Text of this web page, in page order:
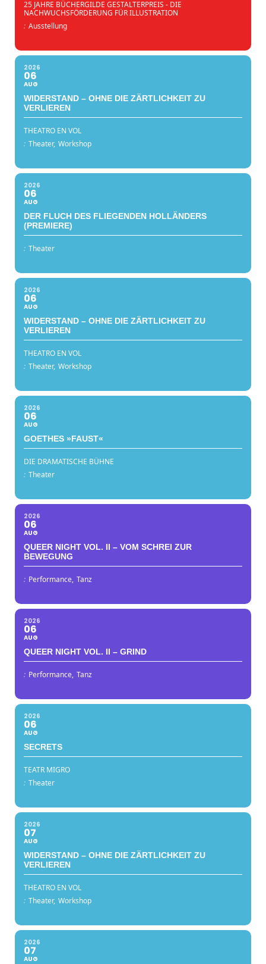
25 JAHRE BÜCHERGILDE GESTALTERPREIS - DIE
NACHWUCHSFÖRDERUNG FÜR ILLUSTRATION
: Ausstellung
2026
06
AUG
WIDERSTAND – OHNE DIE ZÄRTLICHKEIT ZU
VERLIEREN
THEATRO EN VOL
: Theater, Workshop
2026
06
AUG
DER FLUCH DES FLIEGENDEN HOLLÄNDERS
(PREMIERE)
: Theater
2026
06
AUG
WIDERSTAND – OHNE DIE ZÄRTLICHKEIT ZU
VERLIEREN
THEATRO EN VOL
: Theater, Workshop
2026
06
AUG
GOETHES »FAUST«
DIE DRAMATISCHE BÜHNE
: Theater
2026
06
AUG
QUEER NIGHT VOL. II – VOM SCHREI ZUR
BEWEGUNG
: Performance, Tanz
2026
06
AUG
QUEER NIGHT VOL. II – GRIND
: Performance, Tanz
2026
06
AUG
SECRETS
TEATR MIGRO
: Theater
2026
07
AUG
WIDERSTAND – OHNE DIE ZÄRTLICHKEIT ZU
VERLIEREN
THEATRO EN VOL
: Theater, Workshop
2026
07
AUG